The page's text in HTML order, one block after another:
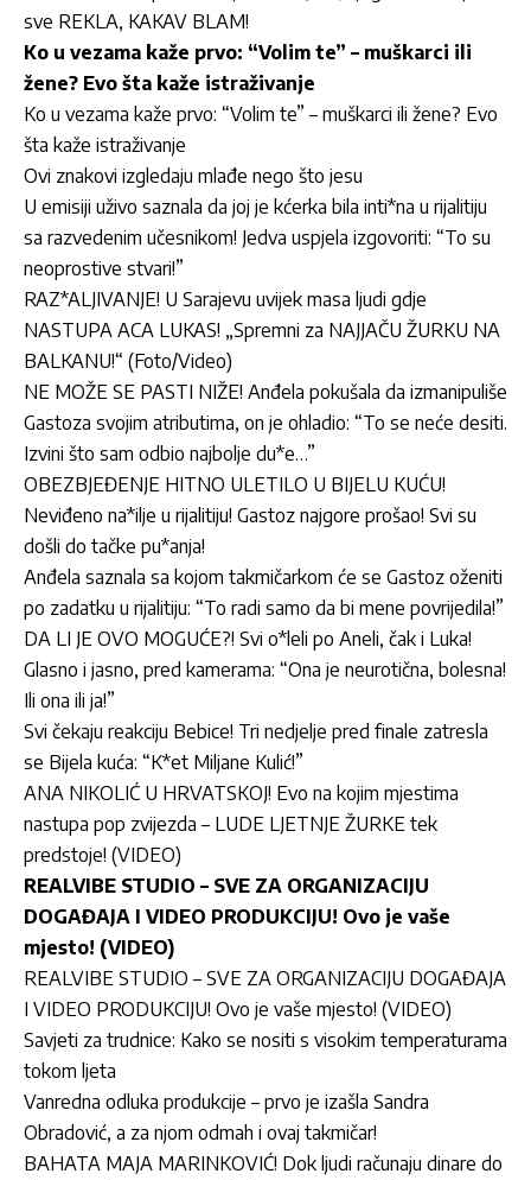
sve REKLA, KAKAV BLAM!
Ko u vezama kaže prvo: “Volim te” – muškarci ili
žene? Evo šta kaže istraživanje
Ko u vezama kaže prvo: “Volim te” – muškarci ili žene? Evo
šta kaže istraživanje
Ovi znakovi izgledaju mlađe nego što jesu
U emisiji uživo saznala da joj je kćerka bila inti*na u rijalitiju
sa razvedenim učesnikom! Jedva uspjela izgovoriti: “To su
neoprostive stvari!”
RAZ*ALJIVANJE! U Sarajevu uvijek masa ljudi gdje
NASTUPA ACA LUKAS! „Spremni za NAJJAČU ŽURKU NA
BALKANU!“ (Foto/Video)
NE MOŽE SE PASTI NIŽE! Anđela pokušala da izmanipuliše
Gastoza svojim atributima, on je ohladio: “To se neće desiti.
Izvini što sam odbio najbolje du*e…”
OBEZBJEĐENJE HITNO ULETILO U BIJELU KUĆU!
Neviđeno na*ilje u rijalitiju! Gastoz najgore prošao! Svi su
došli do tačke pu*anja!
Anđela saznala sa kojom takmičarkom će se Gastoz oženiti
po zadatku u rijalitiju: “To radi samo da bi mene povrijedila!”
DA LI JE OVO MOGUĆE?! Svi o*leli po Aneli, čak i Luka!
Glasno i jasno, pred kamerama: “Ona je neurotična, bolesna!
Ili ona ili ja!”
Svi čekaju reakciju Bebice! Tri nedjelje pred finale zatresla
se Bijela kuća: “K*et Miljane Kulić!”
ANA NIKOLIĆ U HRVATSKOJ! Evo na kojim mjestima
nastupa pop zvijezda – LUDE LJETNJE ŽURKE tek
predstoje! (VIDEO)
REALVIBE STUDIO – SVE ZA ORGANIZACIJU
DOGAĐAJA I VIDEO PRODUKCIJU! Ovo je vaše
mjesto! (VIDEO)
REALVIBE STUDIO – SVE ZA ORGANIZACIJU DOGAĐAJA
I VIDEO PRODUKCIJU! Ovo je vaše mjesto! (VIDEO)
Savjeti za trudnice: Kako se nositi s visokim temperaturama
tokom ljeta
Vanredna odluka produkcije – prvo je izašla Sandra
Obradović, a za njom odmah i ovaj takmičar!
BAHATA MAJA MARINKOVIĆ! Dok ljudi računaju dinare do